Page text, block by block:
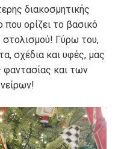
διακοσμητικής
ορίζει το βασικό
Γύρω του,
σχέδια και υφές, μας
φαντασίας και των